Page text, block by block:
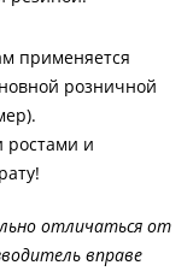
применяется
розничной
ростами и
отличаться от
вправе